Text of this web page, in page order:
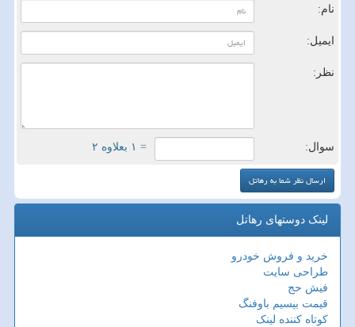
نام:
ایمیل:
نظر:
سوال: = ۱ بعلاوه ۲
لینک دوستهای رهاتل
خرید و فروش خودرو
طراحی سایت
فیش حج
قیمت بیسیم باوفنگ
کوتاه کننده لینک